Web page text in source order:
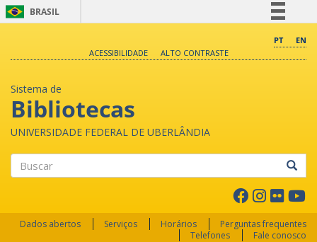
BRASIL
Comunica BR
PT
EN
ACESSIBILIDADE
ALTO CONTRASTE
Sistema de
Bibliotecas
UNIVERSIDADE FEDERAL DE UBERLÂNDIA
Dados abertos Serviços Horários
Perguntas frequentes
Telefones
Fale conosco